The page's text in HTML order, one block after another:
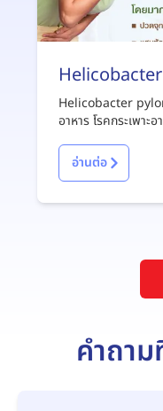
เป็นภัยต่อทาง
Helicobacter
อาหาร โรคกระเพาะอ
อ่านต่อ
คำถา